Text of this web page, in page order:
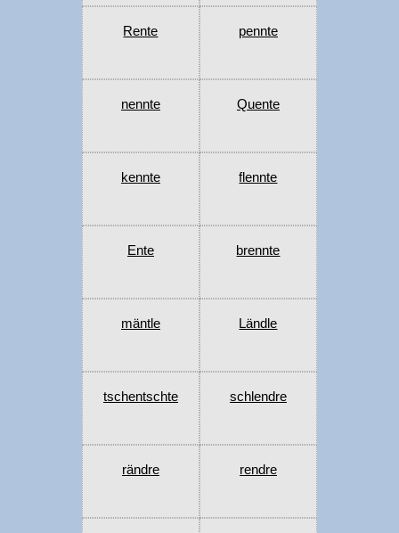
Rente pennte
nennte Quente
kennte flennte
Ente brennte
mäntle Ländle
tschentschte schlendre
rändre rendre